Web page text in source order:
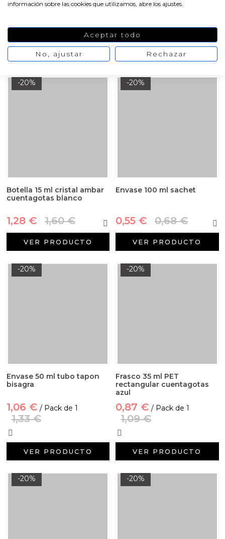
VER PRODUCTO
1,19 €
VER PRODUCTO
-20%
Botella 15 ml cristal ambar
cuentagotas blanco
1,28 € 1,60 €
VER PRODUCTO
-20%
Envase 100 ml sachet
0,55 € 0,68 €
VER PRODUCTO
-20%
Envase 50 ml tubo tapon
bisagra
1,06 € / Pack de 1
1,33 €
VER PRODUCTO
-20%
Frasco 35 ml PET
rectangular cuentagotas
azul
0,87 € / Pack de 1
1,09 €
VER PRODUCTO
-20% -20%
información sobre las cookies que utilizamos, abre los ajustes.
Aceptar todo
No, ajustar Rechazar